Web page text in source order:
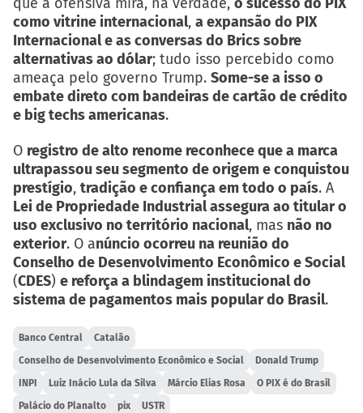
como vitrine internacional, a expansão do PIX
Internacional e as conversas do Brics sobre
alternativas ao dólar; tudo isso percebido como
ameaça pelo governo Trump. Some-se a isso o
embate direto com bandeiras de cartão de crédito
e big techs americanas.
O registro de alto renome reconhece que a marca
ultrapassou seu segmento de origem e conquistou
prestígio, tradição e confiança em todo o país. A
Lei de Propriedade Industrial assegura ao titular o
uso exclusivo no território nacional, mas não no
exterior. O anúncio ocorreu na reunião do
Conselho de Desenvolvimento Econômico e Social
(CDES) e reforça a blindagem institucional do
sistema de pagamentos mais popular do Brasil.
Banco Central Catalão
Conselho de Desenvolvimento Econômico e Social Donald Trump
INPI Luiz Inácio Lula da Silva Márcio Elias Rosa O PIX é do Brasil
Palácio do Planalto pix USTR